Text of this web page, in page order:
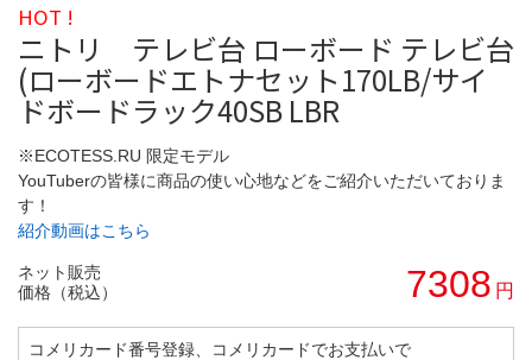
HOT !
ニトリ テレビ台 ローボード テレビ台
(ローボードエトナセット170LB/サイ
ドボードラック40SB LBR
※ECOTESS.RU 限定モデル
YouTuberの皆様に商品の使い心地などをご紹介いただいておりま
す！
紹介動画はこちら
ネット販売
価格（税込）
7308 円
コメリカード番号登録、コメリカードでお支払いで